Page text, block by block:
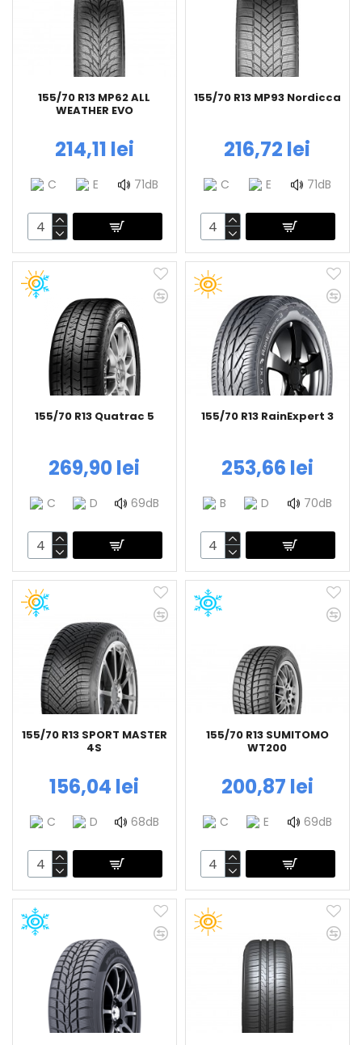
155/70 R13 MP62 ALL
WEATHER EVO
214,11 lei
C E 71dB
155/70 R13 MP93 Nordicca
216,72 lei
C E 71dB
155/70 R13 Quatrac 5
269,90 lei
C D 69dB
155/70 R13 RainExpert 3
253,66 lei
B D 70dB
155/70 R13 SPORT MASTER
4S
156,04 lei
C D 68dB
155/70 R13 SUMITOMO
WT200
200,87 lei
C E 69dB